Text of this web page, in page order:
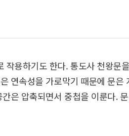
용하기도 한다. 통도사 천왕문
연속성을 가로막기 때문에 문은
은 압축되면서 중첩을 이룬다.